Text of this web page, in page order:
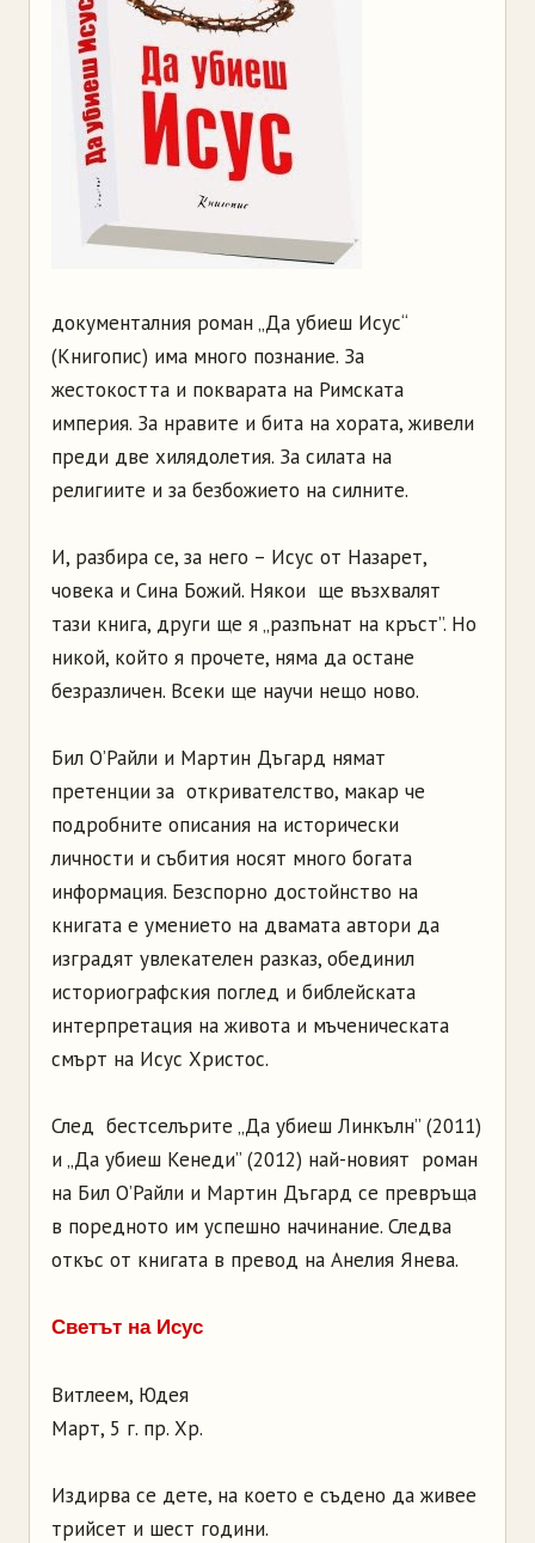
документалния роман „Да убиеш Исус“
(Книгопис) има много познание. За
жестокостта и покварата на Римската
империя. За нравите и бита на хората, живели
преди две хилядолетия. За силата на
религиите и за безбожието на силните.
И, разбира се, за него – Исус от Назарет,
човека и Сина Божий. Някои ще възхвалят
тази книга, други ще я „разпънат на кръст”. Но
никой, който я прочете, няма да остане
безразличен. Всеки ще научи нещо ново.
Бил О’Райли и Мартин Дъгард нямат
претенции за откривателство, макар че
подробните описания на исторически
личности и събития носят много богата
информация. Безспорно достойнство на
книгата е умението на двамата автори да
изградят увлекателен разказ, обединил
историографския поглед и библейската
интерпретация на живота и мъченическата
смърт на Исус Христос.
След бестселърите „Да убиеш Линкълн” (2011)
и „Да убиеш Кенеди” (2012) най-новият роман
на Бил О’Райли и Мартин Дъгард се превръща
в поредното им успешно начинание. Следва
откъс от книгата в превод на Анелия Янева.
Светът на Исус
Витлеем, Юдея
Март, 5 г. пр. Хр.
Издирва се дете, на което е съдено да живее
трийсет и шест години.